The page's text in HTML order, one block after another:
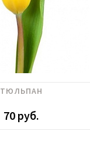
ТЮЛЬПАН
70 руб.